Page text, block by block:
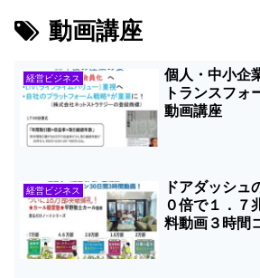
動画講座
経営ビジネス
個人・中小企
トランスフォ
動画講座
経営ビジネス
ドアダッシュ
０倍で１．７
料動画３時間